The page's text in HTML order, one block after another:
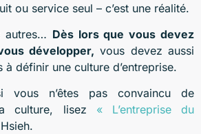
ou service seul – c’est une réalité.
Dès lors que vous devez
développer, vous devez aussi
définir une culture d’entreprise.
vous n’êtes pas convaincu de
culture, lisez « L’entreprise du